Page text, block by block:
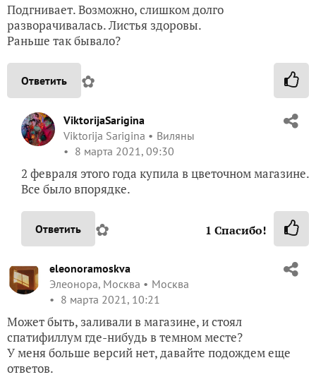
Подгнивает. Возможно, слишком долго
разворачивалась. Листья здоровы.
Раньше так бывало?
Ответить ✿
ViktorijaSarigina
Viktorija Sarigina
Виляны
8 марта 2021, 09:30
2 февраля этого года купила в цветочном магазине.
Все было впорядке.
Ответить ✿ 1 Спасибо!
eleonoramoskva
Элеонора, Москва
Москва
8 марта 2021, 10:21
Может быть, заливали в магазине, и стоял
спатифиллум где-нибудь в темном месте?
У меня больше версий нет, давайте подождем еще
ответов.